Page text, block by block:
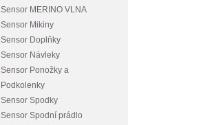
Sensor MERINO VLNA
Sensor Mikiny
Sensor Doplňky
Sensor Návleky
Sensor Ponožky a
Podkolenky
Sensor Spodky
Sensor Spodní prádlo